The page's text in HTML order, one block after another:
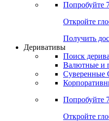
Попробуйте
Откройте
Получить
Деривативы
Поиск
Валютные и
Суверенные
Попробуйте
Откройте